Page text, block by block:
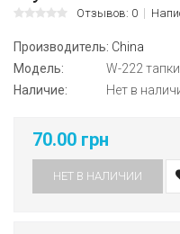
Отзывов: 0
Производитель: China
Модель:
W-222 тапки
Наличие:
Нет в
70.00 грн
НЕТ В НАЛИЧИИ